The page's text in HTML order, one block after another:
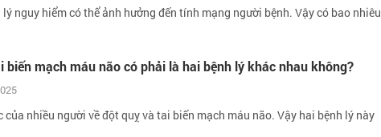
nguy hiểm có thể ảnh hưởng đến tính mạng người bệnh. Vậy có bao nhiêu
biến mạch máu não có phải là hai bệnh lý khác nhau không?
của nhiều người về đột quỵ và tai biến mạch máu não. Vậy hai bệnh lý này